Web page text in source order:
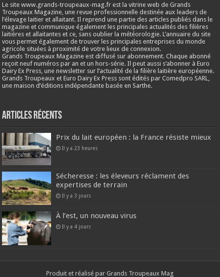
Le site www.grands-troupeaux-mag.fr est la vitrine web de Grands
Troupeaux Magazine, une revue professionnelle destinée aux leaders de
l’élevage laitier et allaitant. Il reprend une partie des articles publiés dans le
magazine et communique également les principales actualités des filières
laitières et allaitantes et ce, sans oublier la météorologie. L’annuaire du site
vous permet également de trouver les principales entreprises du monde
agricole situées à proximité de votre lieux de connexion.
Grands Troupeaux Magazine est diffusé sur abonnement. Chaque abonné
reçoit neuf numéros par an et un hors-série. Il peut aussi s’abonner à Euro
Dairy Ex Press, une newsletter sur l’actualité de la filière laitière européenne.
Grands Troupeaux et Euro Dairy Ex Press sont édités par Comedpro SARL,
une maison d’éditions indépendante basée en Sarthe.
Articles récents
Prix du lait européen : la France résiste mieux
Il y a 23 heures
Sécheresse : les éleveurs réclament des
expertises de terrain
Il y a 3 jours
À l’est, un nouveau virus
Il y a 4 jours
Produit et réalisé par Grands Troupeaux Mag